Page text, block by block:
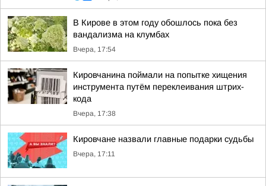
В Кирове в этом году обошлось пока без
вандализма на клумбах
Вчера, 17:54
Кировчанина поймали на попытке хищения
инструмента путём переклеивания штрих-
кода
Вчера, 17:38
Кировчане назвали главные подарки судьбы
Вчера, 17:11